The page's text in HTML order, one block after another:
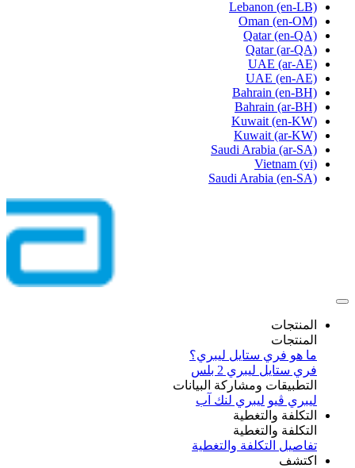
Lebanon (en-LB)
Oman (en-OM)
Qatar (en-QA)
Qatar (ar-QA)
UAE (ar-AE)
UAE (en-AE)
Bahrain (en-BH)
Bahrain (ar-BH)
Kuwait (en-KW)
Kuwait (ar-KW)
Saudi Arabia (ar-SA)
Vietnam (vi)
Saudi Arabia (en-SA)
المنتجات
المنتجات
ما هو فري ستايل ليبري؟
فري ستايل ليبري 2 بلس​
التطبيقات ومشاركة البيانات
ليبري ڤيو ليبري لنك آب
التكلفة والتغطية
التكلفة والتغطية
تفاصيل التكلفة والتغطية
اكتشف​